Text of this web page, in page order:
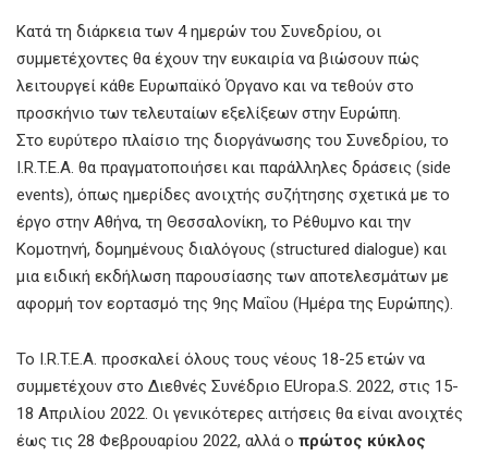
Κατά τη διάρκεια των 4 ημερών του Συνεδρίου, οι
συμμετέχοντες θα έχουν την ευκαιρία να βιώσουν πώς
λειτουργεί κάθε Ευρωπαϊκό Όργανο και να τεθούν στο
προσκήνιο των τελευταίων εξελίξεων στην Ευρώπη.
Στο ευρύτερο πλαίσιο της διοργάνωσης του Συνεδρίου, το
I.R.T.E.A. θα πραγματοποιήσει και παράλληλες δράσεις (side
events), όπως ημερίδες ανοιχτής συζήτησης σχετικά με το
έργο στην Αθήνα, τη Θεσσαλονίκη, το Ρέθυμνο και την
Κομοτηνή, δομημένους διαλόγους (structured dialogue) και
μια ειδική εκδήλωση παρουσίασης των αποτελεσμάτων με
αφορμή τον εορτασμό της 9ης Μαΐου (Ημέρα της Ευρώπης).
Το I.R.T.E.A. προσκαλεί όλους τους νέους 18-25 ετών να
συμμετέχουν στο Διεθνές Συνέδριο EUropa.S. 2022, στις 15-
18 Απριλίου 2022. Οι γενικότερες αιτήσεις θα είναι ανοιχτές
έως τις 28 Φεβρουαρίου 2022, αλλά ο πρώτος κύκλος